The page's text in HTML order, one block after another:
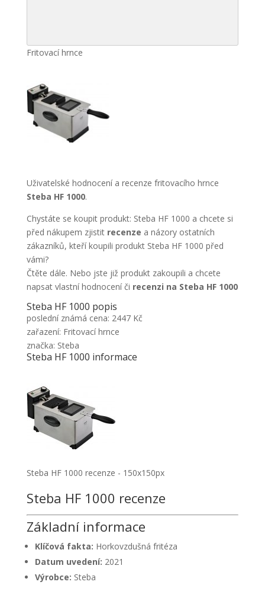
Fritovací hrnce
Uživatelské hodnocení a recenze fritovacího hrnce
Steba HF 1000.
Chystáte se koupit produkt: Steba HF 1000 a chcete si
před nákupem zjistit recenze a názory ostatních
zákazníků, kteří koupili produkt Steba HF 1000 před
vámi?
Čtěte dále. Nebo jste již produkt zakoupili a chcete
napsat vlastní hodnocení či recenzi na Steba HF 1000
Steba HF 1000 popis
poslední známá cena: 2447 Kč
zařazení: Fritovací hrnce
značka: Steba
Steba HF 1000 informace
Steba HF 1000 recenze - 150x150px
Steba HF 1000 recenze
Základní informace
Klíčová fakta: Horkovzdušná fritéza
Datum uvedení: 2021
Výrobce: Steba